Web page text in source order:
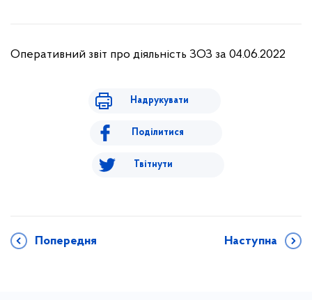
Оперативний звіт про діяльність ЗОЗ за 04.06.2022
Надрукувати
Поділитися
Твітнути
Попередня Наступна